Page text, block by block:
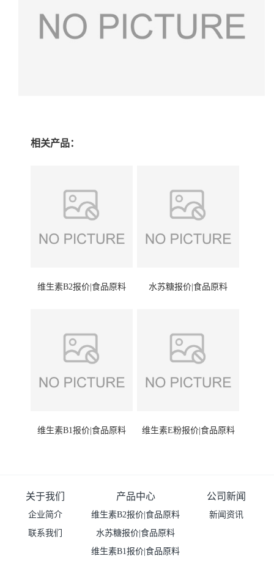
相关产品：
维生素B2报价|食品原料 水苏糖报价|食品原料
维生素B1报价|食品原料 维生素E粉报价|食品原料
关于我们
企业简介
联系我们
产品中心
维生素B2报价|食品原料
水苏糖报价|食品原料
维生素B1报价|食品原料
公司新闻
新闻资讯